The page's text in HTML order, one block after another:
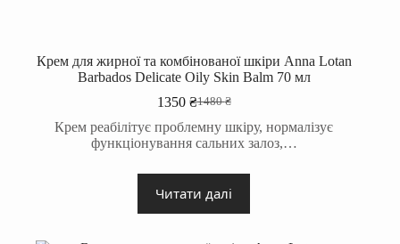
Крем для жирної та комбінованої шкіри Anna Lotan
Barbados Delicate Oily Skin Balm 70 мл
1480₴
Оригінальна
ціна:
1480 ₴.
1350 ₴Поточна
ціна:
1350 ₴.
Крем реабілітує проблемну шкіру, нормалізує
функціонування сальних залоз,…
Читати далі